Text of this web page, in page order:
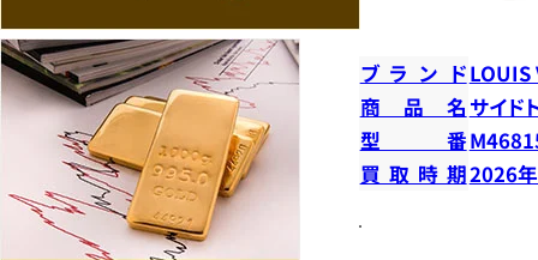
ブランドLOUIS
商品名 サイド
型番
買取時期2026